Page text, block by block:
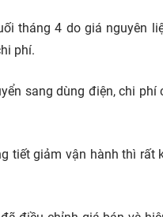
tháng 4 do giá nguyên
phí.
sang dùng điện, chi phí
tiết giảm vận hành thì rất